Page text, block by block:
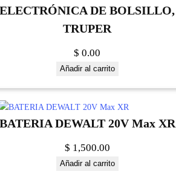
ELECTRÓNICA DE BOLSILLO,
TRUPER
$ 0.00
Añadir al carrito
DEWALT 20V Max XR
$ 1,500.00
Añadir al carrito